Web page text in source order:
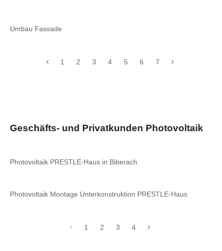
Umbau Fassade
1 2 3 4 5 6 7
Geschäfts- und Privatkunden Photovoltaik
Photovoltaik PRESTLE-Haus in Biberach
Photovoltaik Montage Unterkonstruktion PRESTLE-Haus
1 2 3 4